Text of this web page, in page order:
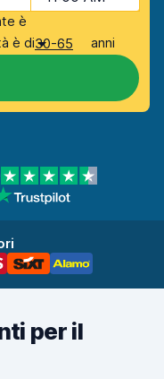
è
è di30-65 anni
per il